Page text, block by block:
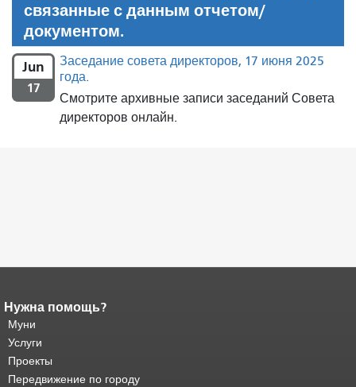
связанные с данным отчетом/
документом.
Jun
17
Заседание совета директоров, 17 июня 2025
года.
Смотрите архивные записи заседаний Совета
директоров онлайн.
Конец содержимого
страницы.
страницы повторяется на каждой
странице.
основного содержимого .
Нужна помощь?
Муни
Услуги
Проекты
Передвижение по городу